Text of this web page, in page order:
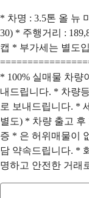
* 차명 : 3.5톤 올 뉴
30) * 주행거리 :
캡 * 부가세는 별
* 100% 실매물 차량
내드립니다. * 차량
로 보내드립니다. *
별도) * 차량 출고 후
증 * 은 허위매물이
담 약속드립니다. *
명하고 안전한 거래